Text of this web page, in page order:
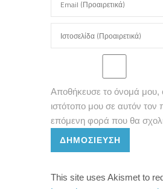
Αποθήκευσε το όνομά μου,
ιστότοπο μου σε αυτόν τον
επόμενη φορά που θα
ΔΗΜΟΣΊΕΥΣΗ
This site uses Akismet to